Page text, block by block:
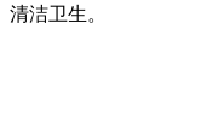
清洁卫生。